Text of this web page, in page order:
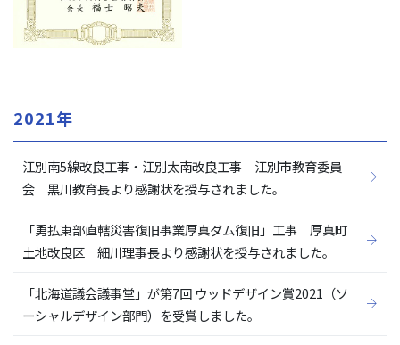
2021年
江別南5線改良工事・江別太南改良工事 江別市教育委員
会 黒川教育長より感謝状を授与されました。
「勇払東部直轄災害復旧事業厚真ダム復旧」工事 厚真町
土地改良区 細川理事長より感謝状を授与されました。
「北海道議会議事堂」が第7回 ウッドデザイン賞2021（ソ
ーシャルデザイン部門）を受賞しました。